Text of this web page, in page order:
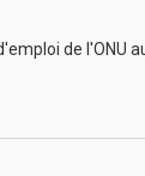
de l'ONU